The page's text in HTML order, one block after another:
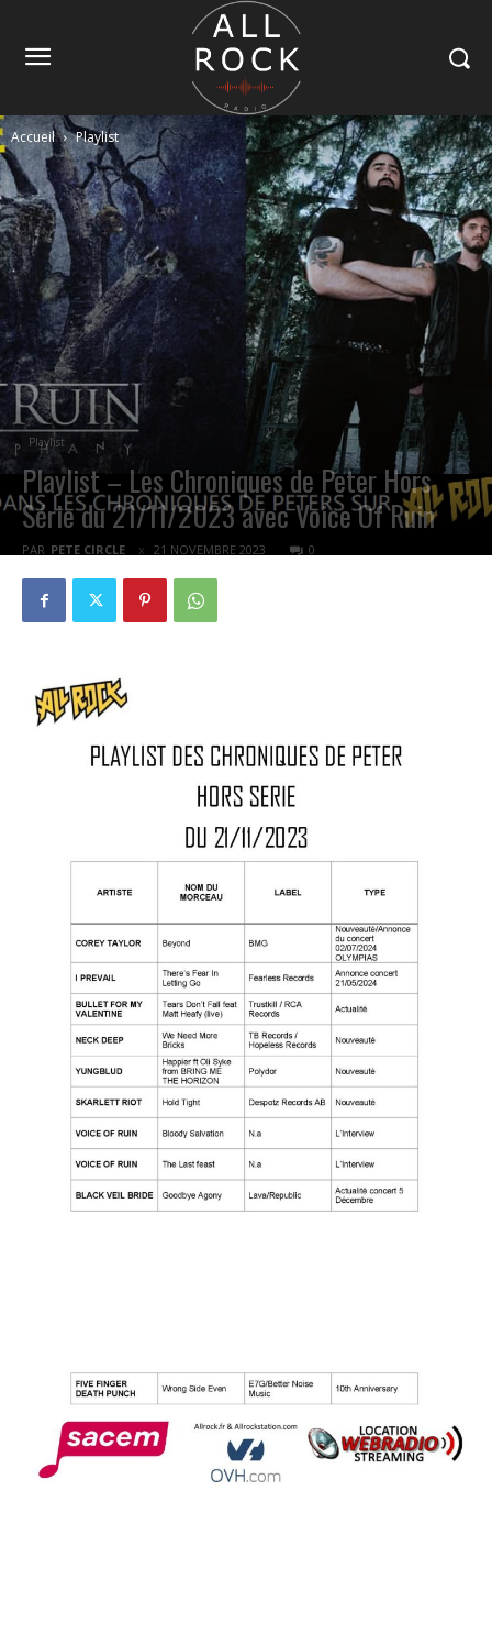
Accueil Playlist
Playlist
Playlist – Les Chroniques de Peter Hors
Série du 21/11/2023 avec Voice Of Ruin
PAR PETE CIRCLE 21 NOVEMBRE 2023 0